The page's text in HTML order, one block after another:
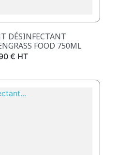
DÉSINFECTANT
FOOD 750ML
€ HT